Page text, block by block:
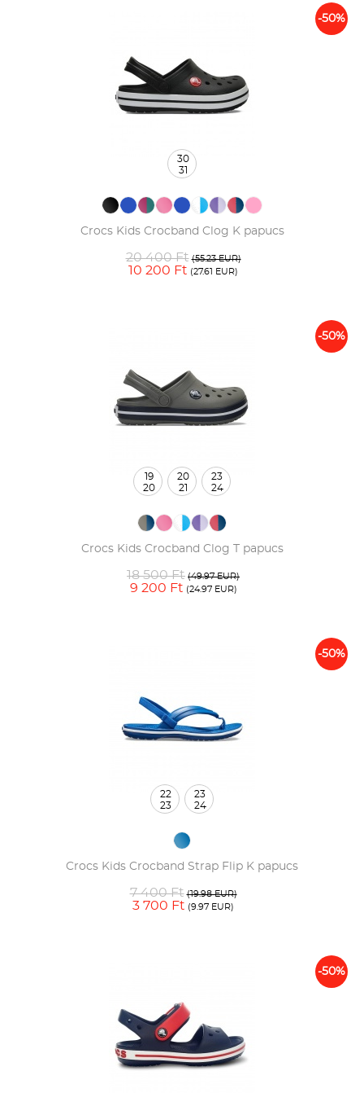
-50%
Crocs Kids Crocband Clog K papucs
20 400 Ft (55.23 EUR)
10 200 Ft (27.61 EUR)
30
31
-50%
Crocs Kids Crocband Clog T papucs
18 500 Ft (49.97 EUR)
9 200 Ft (24.97 EUR)
19
20
20
21
23
24
-50%
Crocs Kids Crocband Strap Flip K papucs
7 400 Ft (19.98 EUR)
3 700 Ft (9.97 EUR)
22
23
23
24
-50%